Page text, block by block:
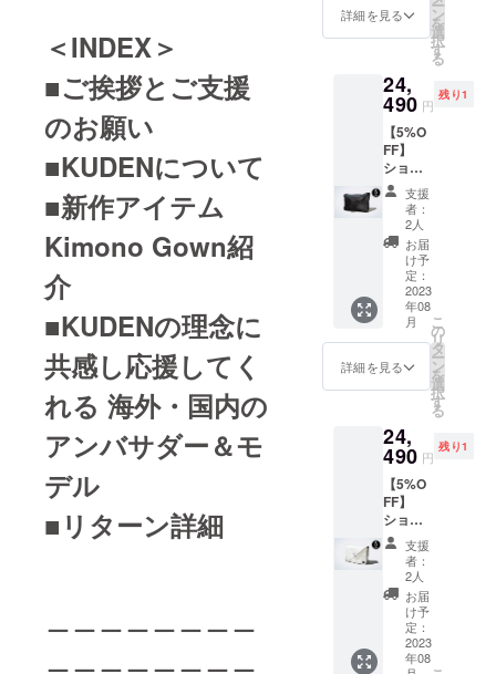
＜INDEX＞
■ご挨拶とご支援
のお願い
■KUDENについて
■新作アイテム
Kimono Gown紹
介
■KUDENの理念に
共感し応援してく
れる 海外・国内の
アンバサダー＆モ
デル
■リターン詳細
L / XL
長袖 / 半
袖 ・カ
ラー
（“本体
カラー-
襟カ
ラー”で
表記し
ます）
本体
ホワイ
ト-襟
レッド
本体
ホワイ
ト-襟ブ
ルー
本体ホ
本体
ブラッ
ク-襟
レッド
本体
ブラッ
ク-襟ブ
ルー
本体ブ
ラック-
襟ホワ
イト ＝
＝＝＝
＝＝＝
込み、
送料込
み価格
イプ：
Lace
Collar
（レー
ス襟）
・7月〜
8月発送
予定 ==
下記オ
プショ
ンをお
選び下
さい==
・サイ
ズ：XS
/ S / M /
L / XL
長袖 / 半
袖 ・カ
ラー：
ブラッ
ク/ ホワ
イト
（本体
カラー
とレー
スカ
ラーは
共通と
なりま
す） ＝
＝＝＝
詳細を見る ー
ン
を
選
択
す
る
24,
490 円
残り1
【5%O
FF】
ショル
ダー
バッグ
（ブ
ラッ
ク） ・
定価
24,200
→22,99
0円
+送料
1500円
・税込
料込み
価格 ・
カ
ラー：
ブラッ
ク ・7
月〜8月
発送予
支援
者：
2人
お届
け予
定：
2023
年08
月
詳細を見る
こ
の
リ
タ
ー
ン
を
選
択
す
る
24,
490 円
残り1
【5%O
FF】
ショル
ダー
バッグ
（ホワ
イト）
・定価
24,200
→22,99
支援
者：
2人
お届
け予
定：
2023
年08